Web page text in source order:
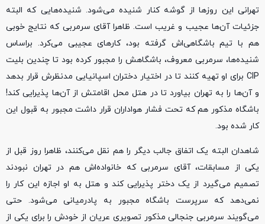
تهرانی این روز‌ها از گوشه کنار شنیده می‌شود. شنیده‌هایی که البته
جزئیات آن‌ها عجیب و غریب است. ظاهرا آقای سرمربی که نتایج خوبی
هم با تیم باشگاهی‌اش گرفته بود، کار‌های عجیبی می‌کرد. براساس
شنیده‌ها، سرمربی معروف، باشگاهش را مجبور کرده بود تا چندین بلیت
CIP برای او تهیه کنند تا در اختیار دختران اسپانیایی مدنظرش قرار بدهد
و آن‌ها را به تهران بیاورد تا در هتل محل اقامتش از آن‌ها پذیرایی کند!
باشگاه مذکور هم که تحت فشار هواداران قرار داشت مجبور به قبول این
کار شده بود.
شاهدان البته یک اتفاق جالب دیگر را هم نقل می‌کنند، ظاهرا روز قبل از
یکی از مسابقات، آقای سرمربی که خانواده‌اش هم در تهران نبودند
تصمیم می‌گیرد از یک دختر پذیرایی کند و هتل به او اجازه این کار را
نمی‌دهد که سرپرست باشگاه مجبور به پادرمیانی می‌شود. حتی
می‌گویند سرمربی جنجالی مذکور تصویری عریان از خودش را برای یکی از